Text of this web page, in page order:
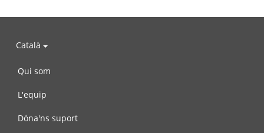
Català
Qui som
L'equip
Dóna'ns suport